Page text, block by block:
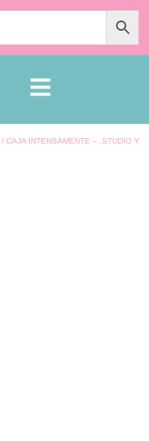
/ CAJA INTENSAMENTE – .STUDIO Y